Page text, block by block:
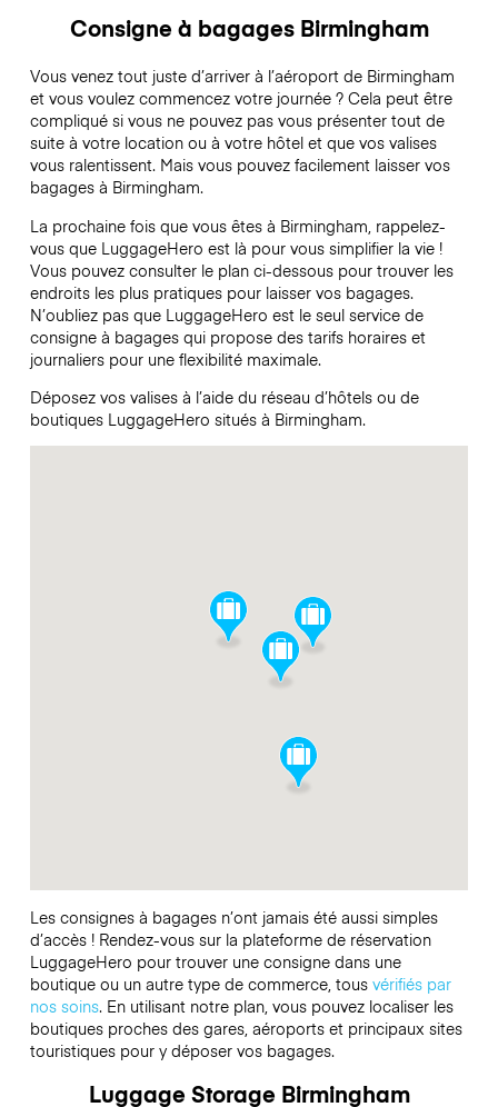
Consigne à bagages Birmingham
Vous venez tout juste d’arriver à l’aéroport de Birmingham
et vous voulez commencez votre journée ? Cela peut être
compliqué si vous ne pouvez pas vous présenter tout de
suite à votre location ou à votre hôtel et que vos valises
vous ralentissent. Mais vous pouvez facilement laisser vos
bagages à Birmingham.
La prochaine fois que vous êtes à Birmingham, rappelez-
vous que LuggageHero est là pour vous simplifier la vie !
Vous pouvez consulter le plan ci-dessous pour trouver les
endroits les plus pratiques pour laisser vos bagages.
N’oubliez pas que LuggageHero est le seul service de
consigne à bagages qui propose des tarifs horaires et
journaliers pour une flexibilité maximale.
Déposez vos valises à l’aide du réseau d’hôtels ou de
boutiques LuggageHero situés à Birmingham.
Les consignes à bagages n’ont jamais été aussi simples
d’accès ! Rendez-vous sur la plateforme de réservation
LuggageHero pour trouver une consigne dans une
boutique ou un autre type de commerce, tous vérifiés par
nos soins. En utilisant notre plan, vous pouvez localiser les
boutiques proches des gares, aéroports et principaux sites
touristiques pour y déposer vos bagages.
Luggage Storage Birmingham